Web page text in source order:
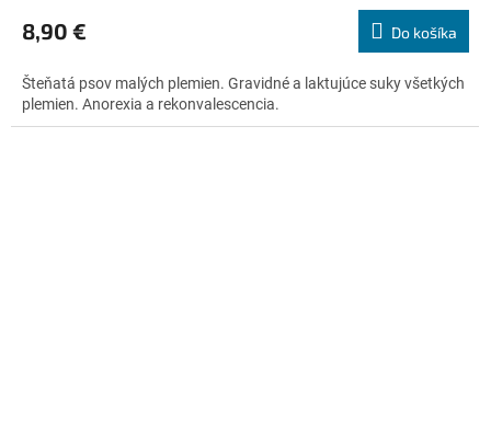
produktu
je
z
5
hviezdičiek.
8,90 € Do košíka
Šteňatá psov malých plemien. Gravidné a laktujúce suky všetkých
plemien. Anorexia a rekonvalescencia.